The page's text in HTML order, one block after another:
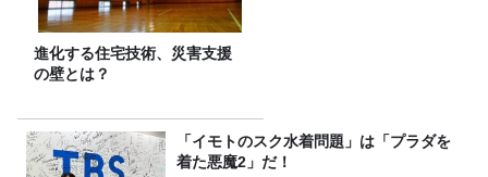
進化する住宅技術、災害支援
の壁とは？
「イモトのスク水着問題」は「プラダを
着た悪魔2」だ！